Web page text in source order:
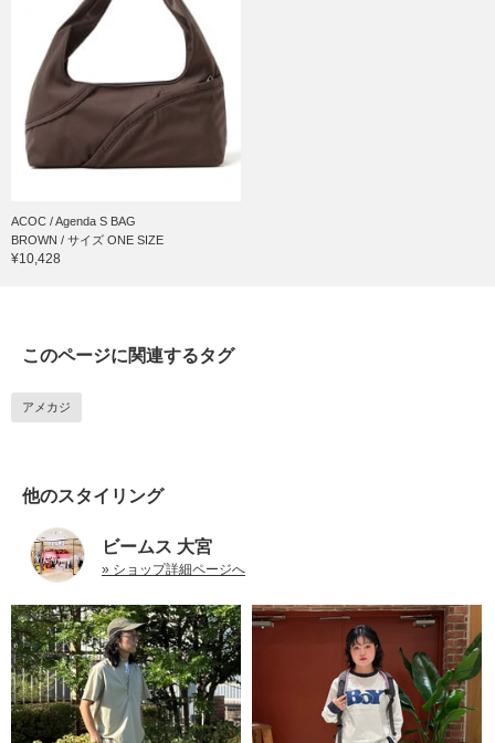
ACOC / Agenda S BAG
BROWN / サイズ ONE SIZE
¥10,428
このページに関連するタグ
アメカジ
他のスタイリング
ビームス 大宮
» ショップ詳細ページへ